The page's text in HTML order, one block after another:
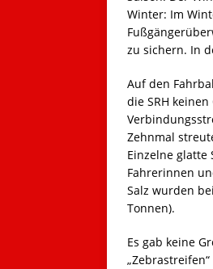
Winter: Im
zu sichern. In
Auf den
die SRH
Zehnmal
Einzelne
Fahrerinnen
Salz wurden
Tonnen).
Es gab keine